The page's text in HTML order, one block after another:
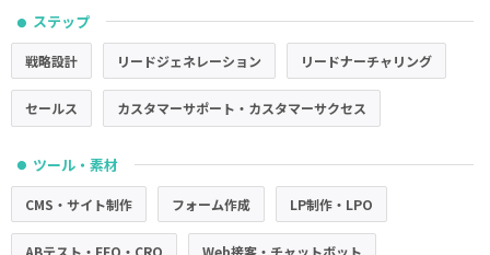
● ステップ
戦略設計 リードジェネレーション リードナーチャリング
セールス カスタマーサポート・カスタマーサクセス
● ツール・素材
CMS・サイト制作 フォーム作成 LP制作・LPO